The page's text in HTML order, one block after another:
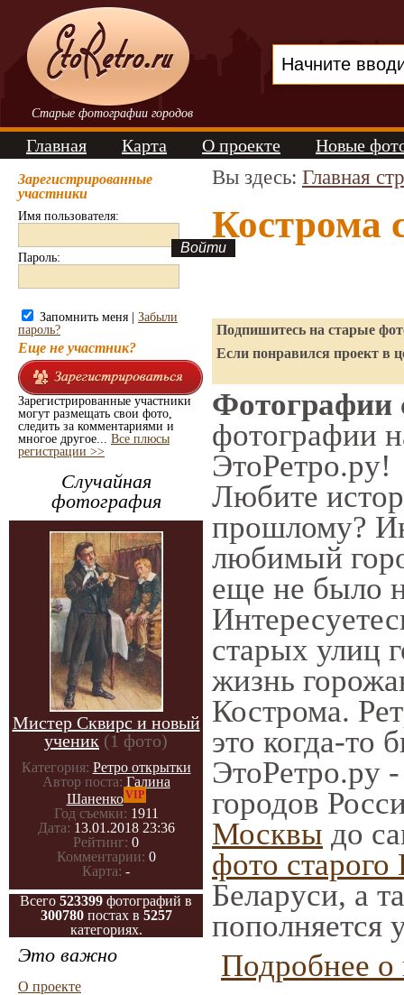
Старые фотографии городов
Главная Карта О проекте Новые
Зарегистрированные
участники
Имя пользователя:
Пароль:
Запомнить меня | Забыли
пароль?
Еще не участник?
Зарегистрированные участники
могут размещать свои фото,
следить за комментариями и
многое другое... Все плюсы
регистрации >>
Случайная
фотография
Мистер Сквирс и новый
ученик (1 фото)
Категория: Ретро открытки
Автор поста: Галина
ШаненкоVIP
Год съемки: 1911
Дата: 13.01.2018 23:36
Рейтинг: 0
Комментарии: 0
Карта: -
Всего 523399 фотографий в
300780постах в 5257
категориях.
Это важно
О проекте
Вы здесь: Главная
Кострома
Подпишитесь на старые
Если понравился проект в
Фотографии
фотографии
ЭтоРетро.ру!
Любите
прошлому?
любимый
еще не было
старых улиц
жизнь
Кострома.
это когда-то
ЭтоРетро.ру
городов
Москвы до
фото старого
Беларуси, а
пополняется
Подробнее о